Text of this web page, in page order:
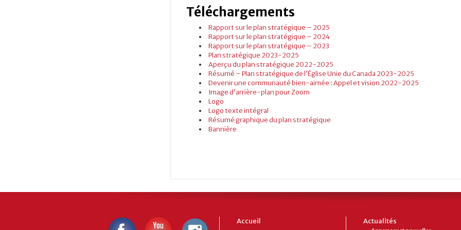
Téléchargements
Rapport sur le plan stratégique – 2025
Rapport sur le plan stratégique – 2024
Rapport sur le plan stratégique – 2023
Plan stratégique 2023-2025
Aperçu du plan stratégique 2022-2025
Résumé – Plan stratégique de l’Église Unie du Canada 2023-2025
Devenir une communauté bien-aimée : Appel et vision 2022-2025
Image d’arrière-plan pour Zoom
Logo
Logo texte intégral
Résumé graphique du plan stratégique
Bannière
Accueil Actualités